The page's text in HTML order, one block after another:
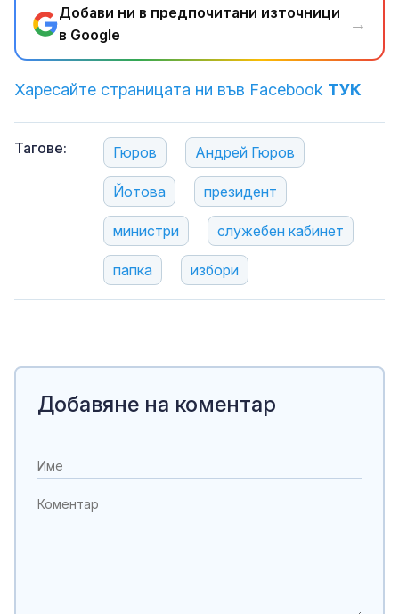
Добави ни в предпочитани източници
в Google
→
Харесайте страницата ни във Facebook ТУК
Тагове: Гюров Андрей Гюров
Йотова президент
министри служебен кабинет
папка избори
Добавяне на коментар